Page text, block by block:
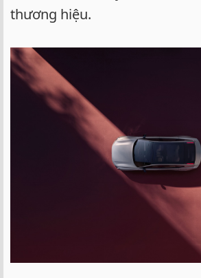
thương hiệu.